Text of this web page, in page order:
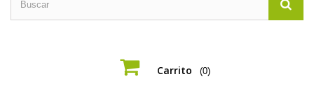
Carrito (0)